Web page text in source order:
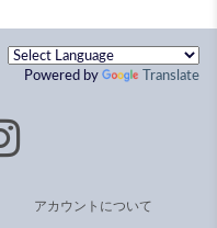
Powered by Translate
アカウントについて